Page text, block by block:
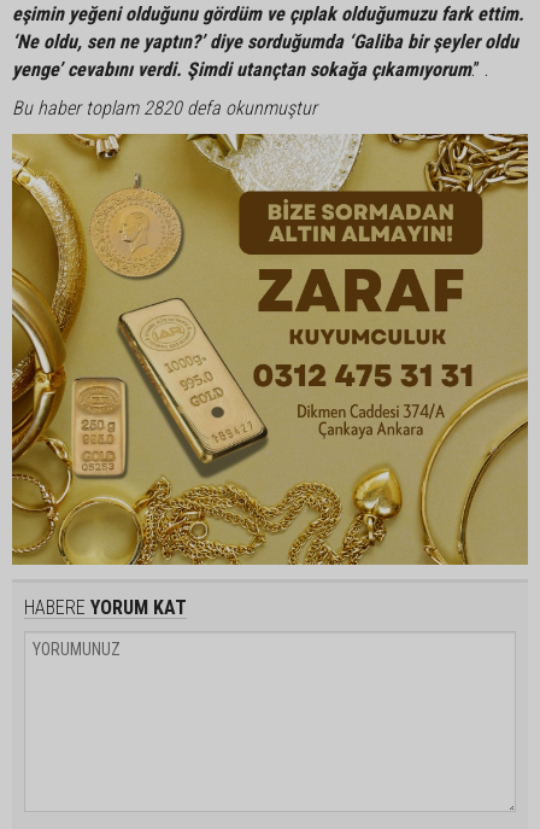
eşimin yeğeni olduğunu gördüm ve çıplak olduğumuzu fark ettim.
‘Ne oldu, sen ne yaptın?’ diye sorduğumda ‘Galiba bir şeyler oldu
yenge’ cevabını verdi. Şimdi utançtan sokağa çıkamıyorum.” .
Bu haber toplam 2820 defa okunmuştur
HABERE YORUM KAT